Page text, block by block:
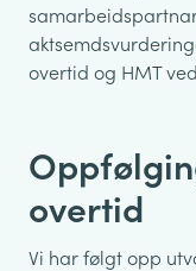
overtid og HMT
overtid
Vi har følgt opp